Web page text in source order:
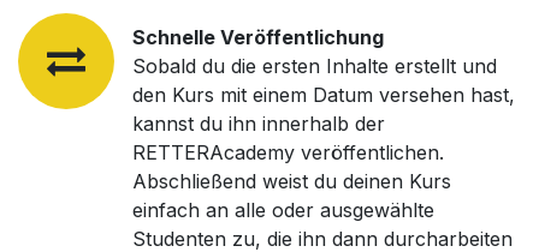
Schnelle Veröffentlichung
Sobald du die ersten Inhalte erstellt und
den Kurs mit einem Datum versehen hast,
kannst du ihn innerhalb der
RETTERAcademy veröffentlichen.
Abschließend weist du deinen Kurs
einfach an alle oder ausgewählte
Studenten zu, die ihn dann durcharbeiten